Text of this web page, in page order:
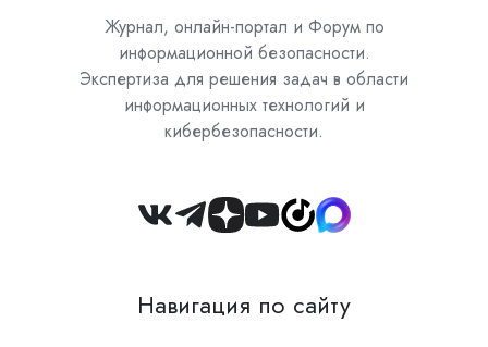
Журнал, онлайн-портал и Форум по
информационной безопасности.
Экспертиза для решения задач в области
информационных технологий и
кибербезопасности.
Join
Slack
Навигация по сайту